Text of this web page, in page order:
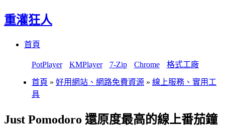
重灌狂人
首頁
PotPlayer KMPlayer 7-Zip Chrome 格式工廠
首頁 » 好用網站、網路免費資源 » 線上服務、實用工
具
Just Pomodoro 還原度最高的線上番茄鐘